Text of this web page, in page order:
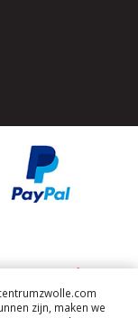
zijn, maken we